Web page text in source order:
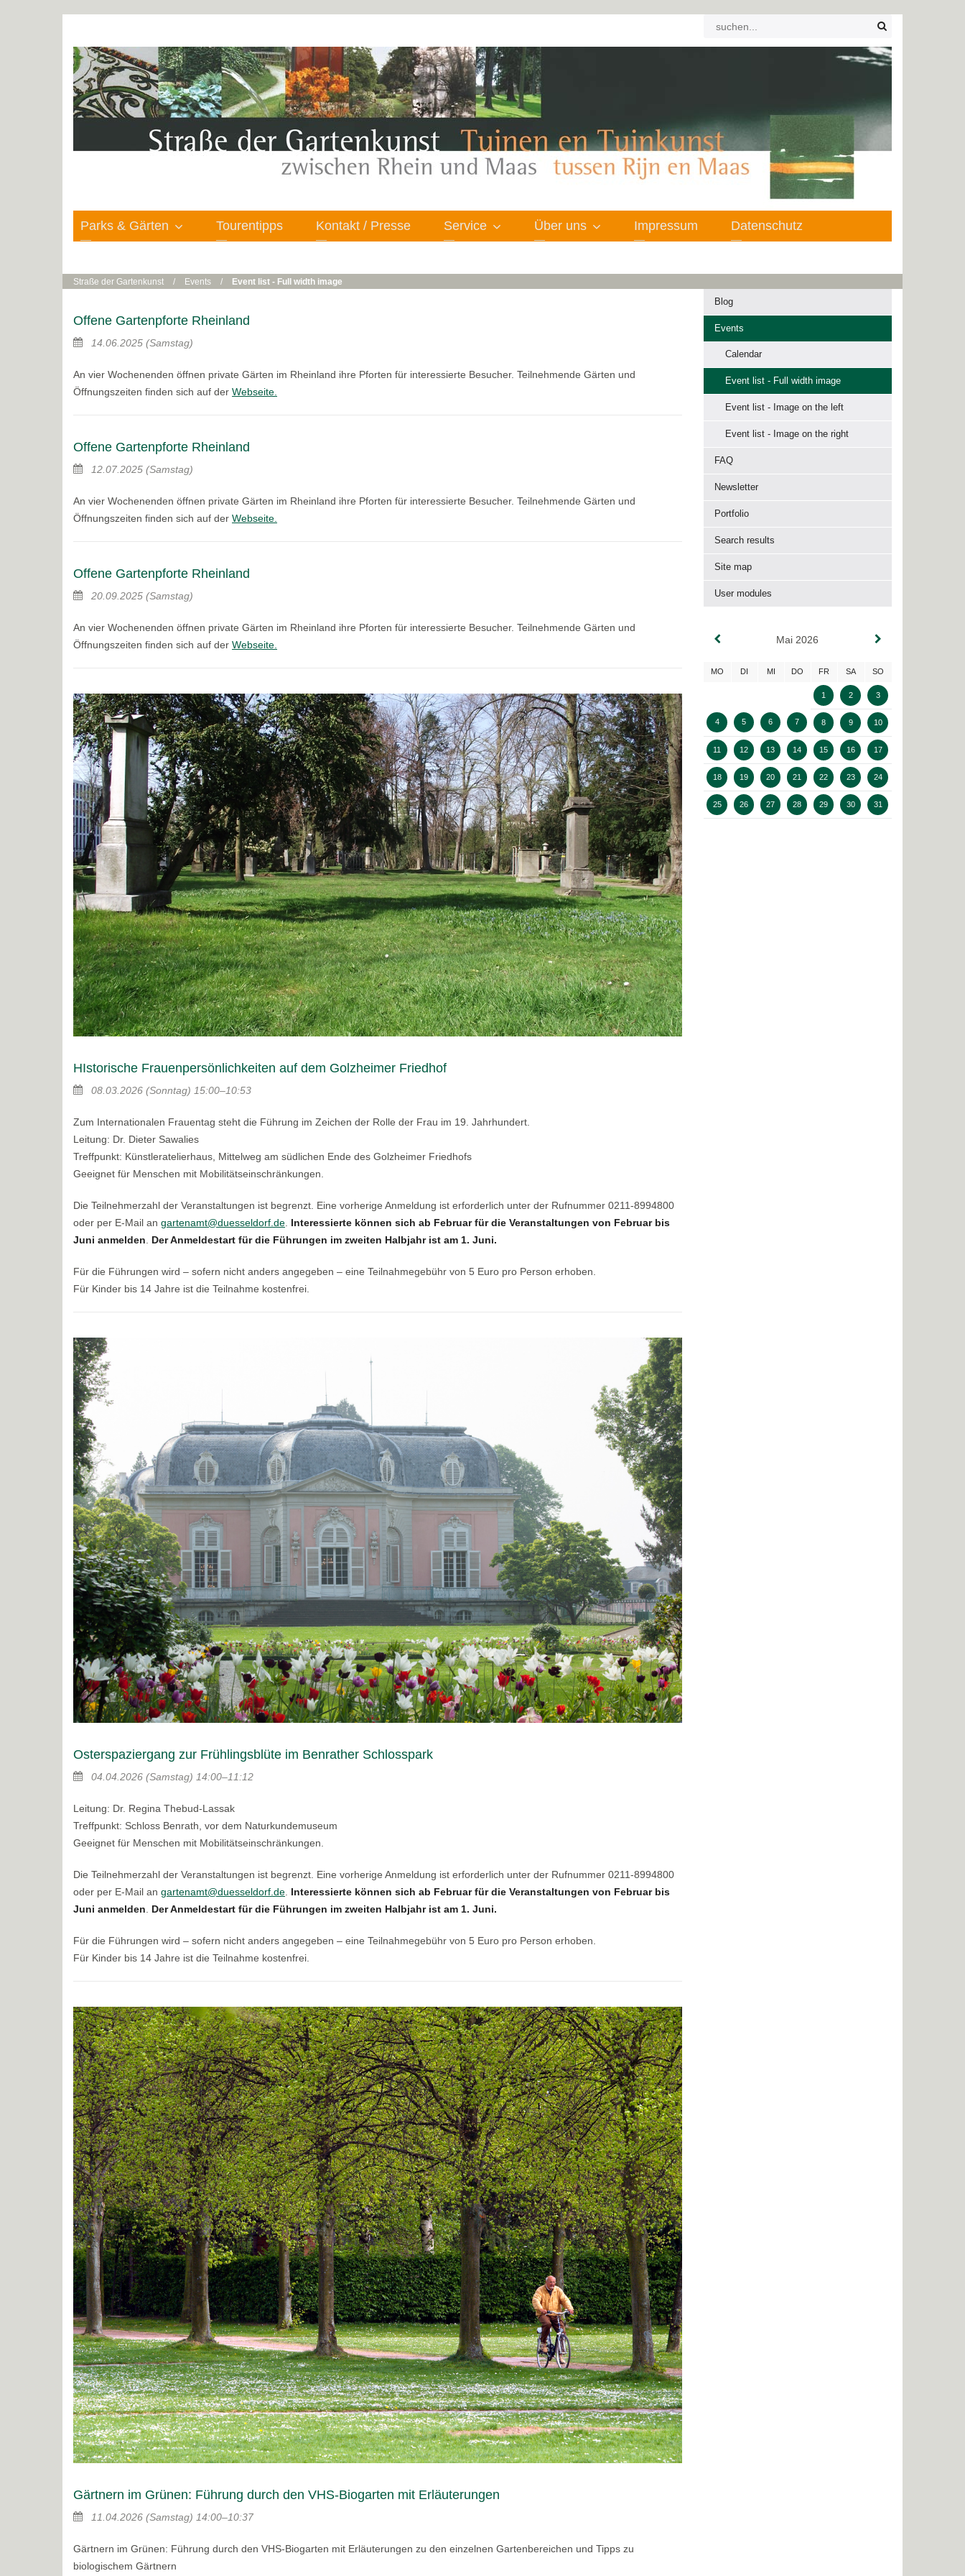
Parks & Gärten Tourentipps Kontakt / Presse Service Über uns Impressum Datenschutz
Straße der Gartenkunst / Events / Event list - Full width image
Offene Gartenpforte Rheinland
14.06.2025 (Samstag)
An vier Wochenenden öffnen private Gärten im Rheinland ihre Pforten für interessierte Besucher. Teilnehmende Gärten und
Öffnungszeiten finden sich auf der Webseite.
Offene Gartenpforte Rheinland
12.07.2025 (Samstag)
An vier Wochenenden öffnen private Gärten im Rheinland ihre Pforten für interessierte Besucher. Teilnehmende Gärten und
Öffnungszeiten finden sich auf der Webseite.
Offene Gartenpforte Rheinland
20.09.2025 (Samstag)
An vier Wochenenden öffnen private Gärten im Rheinland ihre Pforten für interessierte Besucher. Teilnehmende Gärten und
Öffnungszeiten finden sich auf der Webseite.
HIstorische Frauenpersönlichkeiten auf dem Golzheimer Friedhof
08.03.2026 (Sonntag) 15:00–10:53
Zum Internationalen Frauentag steht die Führung im Zeichen der Rolle der Frau im 19. Jahrhundert.
Leitung: Dr. Dieter Sawalies
Treffpunkt: Künstleratelierhaus, Mittelweg am südlichen Ende des Golzheimer Friedhofs
Geeignet für Menschen mit Mobilitätseinschränkungen.
Die Teilnehmerzahl der Veranstaltungen ist begrenzt. Eine vorherige Anmeldung ist erforderlich unter der Rufnummer 0211-8994800
oder per E-Mail an gartenamt@duesseldorf.de Interessierte können sich ab Februar für die Veranstaltungen von Februar bis
Juni anmelden
Der Anmeldestart für die Führungen im zweiten Halbjahr ist am 1. Juni.
Für die Führungen wird – sofern nicht anders angegeben – eine Teilnahmegebühr von 5 Euro pro Person erhoben.
Für Kinder bis 14 Jahre ist die Teilnahme kostenfrei.
Osterspaziergang zur Frühlingsblüte im Benrather Schlosspark
04.04.2026 (Samstag) 14:00–11:12
Leitung: Dr. Regina Thebud-Lassak
Treffpunkt: Schloss Benrath, vor dem Naturkundemuseum
Geeignet für Menschen mit Mobilitätseinschränkungen.
Die Teilnehmerzahl der Veranstaltungen ist begrenzt. Eine vorherige Anmeldung ist erforderlich unter der Rufnummer 0211-8994800
oder per E-Mail an gartenamt@duesseldorf.de Interessierte können sich ab Februar für die Veranstaltungen von Februar bis
Juni anmelden
Der Anmeldestart für die Führungen im zweiten Halbjahr ist am 1. Juni.
Für die Führungen wird – sofern nicht anders angegeben – eine Teilnahmegebühr von 5 Euro pro Person erhoben.
Für Kinder bis 14 Jahre ist die Teilnahme kostenfrei.
Gärtnern im Grünen: Führung durch den VHS-Biogarten mit Erläuterungen
11.04.2026 (Samstag) 14:00–10:37
Gärtnern im Grünen: Führung durch den VHS-Biogarten mit Erläuterungen zu den einzelnen Gartenbereichen und Tipps zu
biologischem Gärtnern
Blog
Events
Calendar
Event list - Full width image
Event list - Image on the left
Event list - Image on the right
FAQ
Newsletter
Portfolio
Search results
Site map
User modules
Mai 2026
MO DI MI DO FR SA SO
1 2 3
4 5 6 7 8 9 10
11 12 13 14 15 16 17
18 19 20 21 22 23 24
25 26 27 28 29 30 31